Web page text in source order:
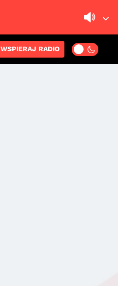
WSPIERAJ RADIO